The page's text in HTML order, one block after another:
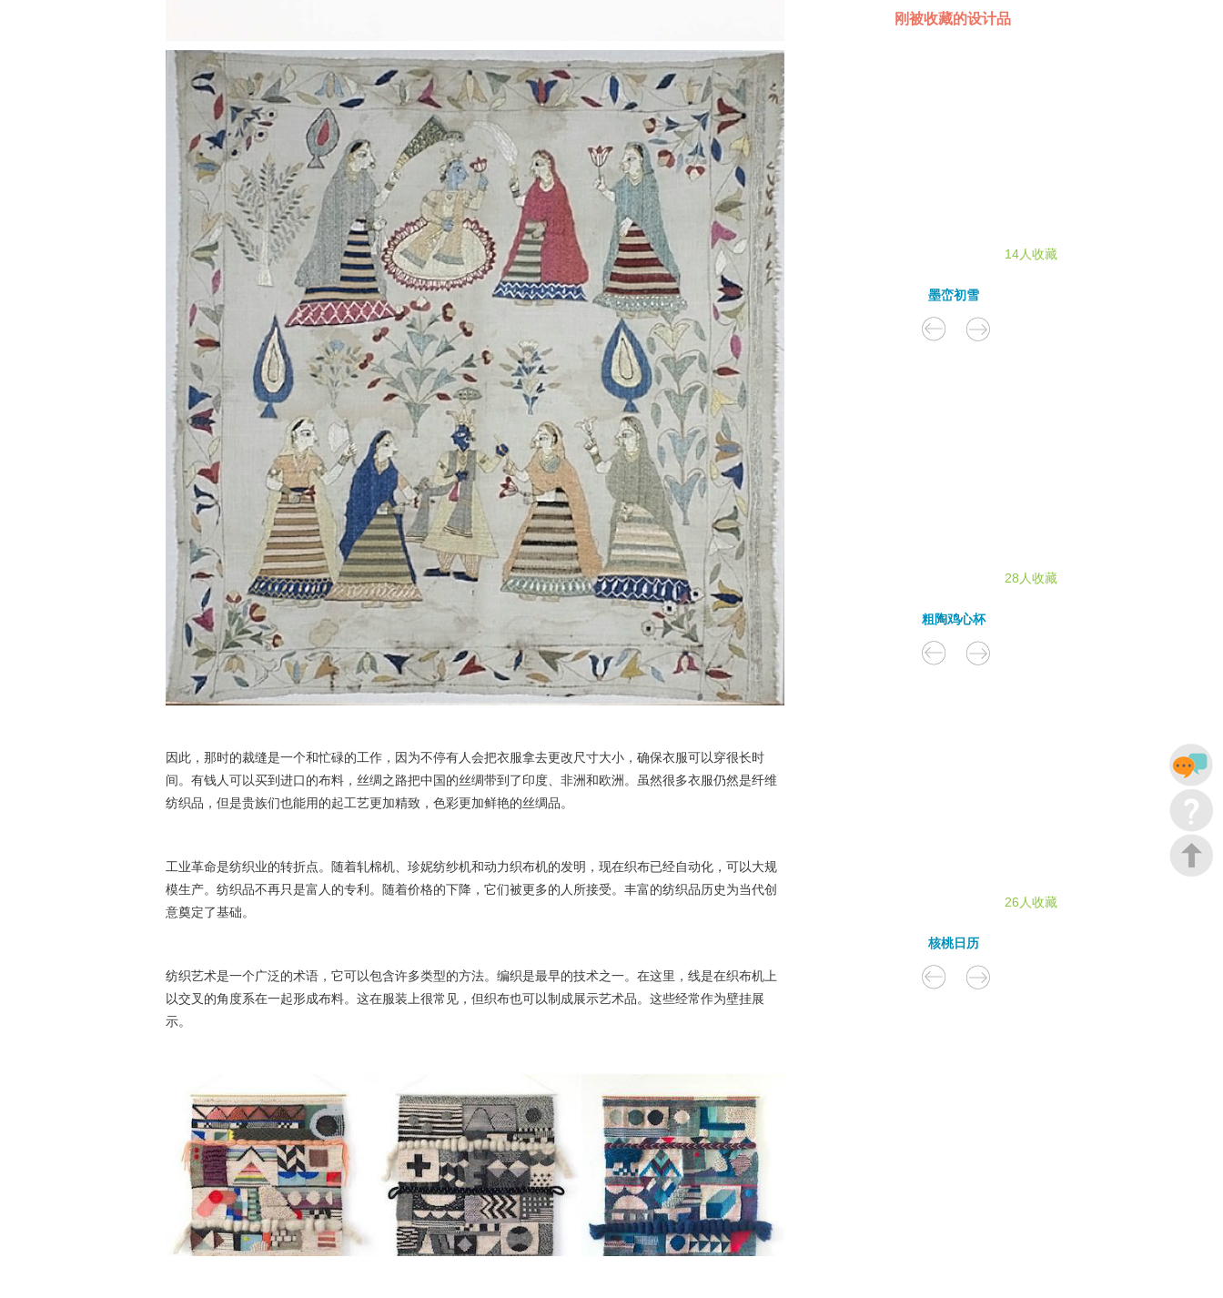
因此，那时的裁缝是一个和忙碌的工作，因为不停有人会把衣服拿去更改尺寸大小，确保衣服可以穿很长时
间。有钱人可以买到进口的布料 ， 丝绸之路把中国的丝绸带到了印度、非洲和欧洲。 虽然很多衣服仍然是纤维
纺织品，但是贵族们也能用的起工艺更加精致，色彩更加鲜艳的丝绸品。
工业革命是纺织业的转折点。随着轧棉机、珍妮纺纱机和动力织布机的发明，现在织布已经自动化，可以大规
模生产。纺织品不再只是富人的专利 。
随着价格的下降，它们被更多的人所接受。丰富的纺织品历史为当代创
意奠定了基础。
纺织艺术是一个广泛的术语，它可以包含许多类型的方法。编织是最早的技术之一。在这里，线是在织布机上
以交叉的角度系在一起形成布料。这在服装上很常见，但织布也可以制成展示艺术品。这些经常作为壁挂展
示。
刚被收藏的设计品
14人收藏
墨峦初雪
28人收藏
粗陶鸡心杯
26人收藏
核桃日历